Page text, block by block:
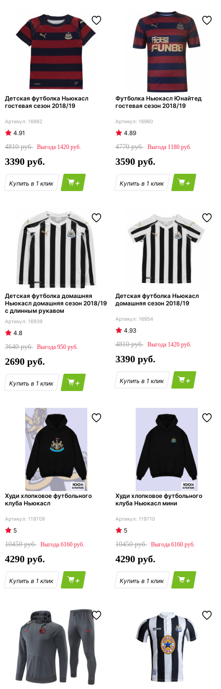
Детская футболка Ньюкасл
гостевая сезон 2018/19
16962
4.91
4810
1420
3390
+
Футболка Ньюкасл Юнайтед
гостевая сезон 2018/19
16960
4.89
4770
1180
3590
+
Детская футболка домашняя
Ньюкасл домашняя сезон 2018/19
с длинным рукавом
16939
4.8
3640
950
2690
+
Детская футболка Ньюкасл
домашняя сезон 2018/19
16954
4.93
4810
1420
3390
+
Худи хлопковое футбольного
клуба Ньюкасл
119709
5
10450
6160
4290
+
Худи хлопковое футбольного
клуба Ньюкасл мини
119710
5
10450
6160
4290
+